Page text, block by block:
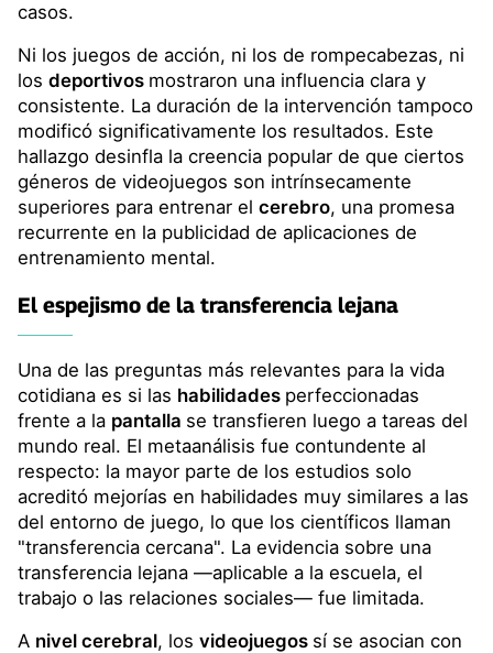
casos.
Ni los juegos de acción, ni los de rompecabezas, ni
los deportivos mostraron una influencia clara y
consistente. La duración de la intervención tampoco
modificó significativamente los resultados. Este
hallazgo desinfla la creencia popular de que ciertos
géneros de videojuegos son intrínsecamente
superiores para entrenar el cerebro, una promesa
recurrente en la publicidad de aplicaciones de
entrenamiento mental.
El espejismo de la transferencia lejana
Una de las preguntas más relevantes para la vida
cotidiana es si las habilidades perfeccionadas
frente a la pantalla se transfieren luego a tareas del
mundo real. El metaanálisis fue contundente al
respecto: la mayor parte de los estudios solo
acreditó mejorías en habilidades muy similares a las
del entorno de juego, lo que los científicos llaman
"transferencia cercana". La evidencia sobre una
transferencia lejana —aplicable a la escuela, el
trabajo o las relaciones sociales— fue limitada.
A nivel cerebral, los videojuegos sí se asocian con